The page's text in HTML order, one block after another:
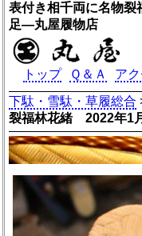
表付き相千両に名物
足―丸屋履物店
トップ Ｑ＆Ａ ア
下駄・雪駄・草履総合
裂福林花緒 2022年1